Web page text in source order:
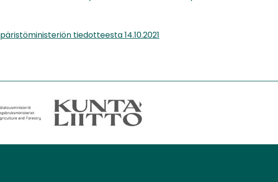
tiedotteesta 14.10.2021